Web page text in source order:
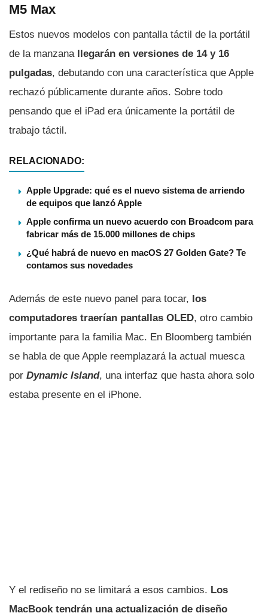
M5 Max
Estos nuevos modelos con pantalla táctil de la portátil
de la manzana llegarán en versiones de 14 y 16
pulgadas, debutando con una característica que Apple
rechazó públicamente durante años. Sobre todo
pensando que el iPad era únicamente la portátil de
trabajo táctil.
RELACIONADO:
Apple Upgrade: qué es el nuevo sistema de arriendo
de equipos que lanzó Apple
Apple confirma un nuevo acuerdo con Broadcom para
fabricar más de 15.000 millones de chips
¿Qué habrá de nuevo en macOS 27 Golden Gate? Te
contamos sus novedades
Además de este nuevo panel para tocar, los
computadores traerían pantallas OLED, otro cambio
importante para la familia Mac. En Bloomberg también
se habla de que Apple reemplazará la actual muesca
por Dynamic Island, una interfaz que hasta ahora solo
estaba presente en el iPhone.
Y el rediseño no se limitará a esos cambios. Los
MacBook tendrán una actualización de diseño